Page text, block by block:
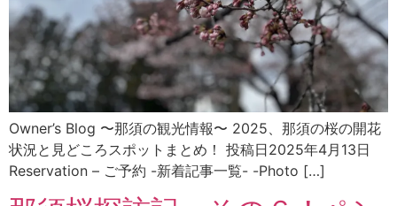
Owner’s Blog 〜那須の観光情報〜 2025、那須の桜の開花
状況と見どころスポットまとめ！ 投稿日2025年4月13日
Reservation – ご予約 -新着記事一覧- -Photo […]